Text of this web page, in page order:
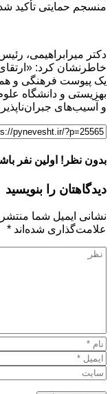
منسجم حمایتی تأکید
دکتر میرابراهیمی،
خاطرنشان کرد:
یک پیوست فرهنگی و
بهزیستی و دانشگاه
و آسیب‌های
بدون نظر! اولین نفر
دیدگاهتان را بنویسید
نشانی ایمیل شما
علامت‌گذاری شده‌اند *